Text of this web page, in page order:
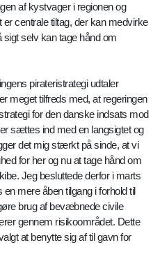
af kystvager i regionen og
centrale tiltag, der kan medvirke
sigt selv kan tage hånd om
pirateristrategi udtaler
meget tilfreds med, at regeringen
for den danske indsats mod
sættes ind med en langsigtet og
det mig stærkt på sinde, at vi
for her og nu at tage hånd om
Jeg besluttede derfor i marts
mere åben tilgang i forhold til
brug af bevæbnede civile
gennem risikoområdet. Dette
at benytte sig af til gavn for